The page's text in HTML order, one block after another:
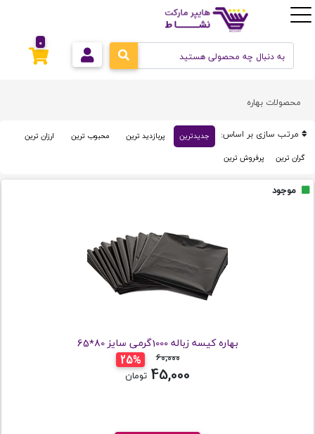
0
محصولات بهاره
مرتب سازی بر اساس: جدیدترین پربازدید ترین محبوب ترین
ارزان ترین
گران ترین
پرفروش ترین
موجود
بهاره کیسه زباله 1000گرمی سایز 80*65
25%
60,000تومان
45,000 تومان